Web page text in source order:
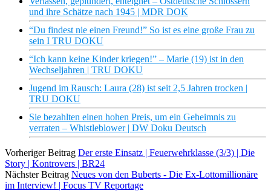
und ihre Schätze nach 1945 | MDR DOK
“Du findest nie einen Freund!” So ist es eine große Frau zu
sein I TRU DOKU
“Ich kann keine Kinder kriegen!” – Marie (19) ist in den
Wechseljahren | TRU DOKU
Jugend im Rausch: Laura (28) ist seit 2,5 Jahren trocken |
TRU DOKU
Sie bezahlten einen hohen Preis, um ein Geheimnis zu
verraten – Whistleblower | DW Doku Deutsch
Vorheriger Beitrag Der erste Einsatz | Feuerwehrklasse (3/3) | Die
Story | Kontrovers | BR24
Nächster Beitrag Neues von den Buberts - Die Ex-Lottomillionäre
im Interview! | Focus TV Reportage